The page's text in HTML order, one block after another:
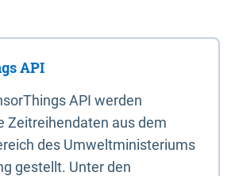
API
API werden
Zeitreihendaten aus dem
des Umweltministeriums
gestellt. Unter den